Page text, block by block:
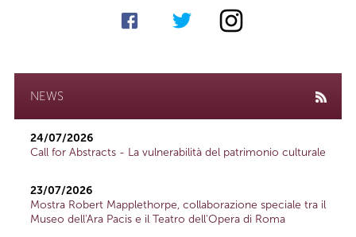
NEWS
24/07/2026
Call for Abstracts - La vulnerabilità del patrimonio culturale
23/07/2026
Mostra Robert Mapplethorpe, collaborazione speciale tra il
Museo dell'Ara Pacis e il Teatro dell'Opera di Roma